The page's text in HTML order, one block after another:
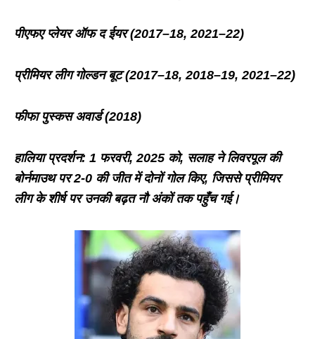
पीएफए​​प्लेयर ऑफ द ईयर(2017–18, 2021–22)
प्रीमियर लीग गोल्डन बूट(2017–18, 2018–19, 2021–22)
फीफा पुस्कस अवार्ड(2018)
हालिया प्रदर्शन: 1 फरवरी, 2025 को, सलाह ने लिवरपूल की
बोर्नमाउथ पर2-0 की जीत में दोनों गोल किए, जिससे प्रीमियर
लीग के शीर्ष पर उनकी बढ़त नौ अंकों तक पहुँच गई।